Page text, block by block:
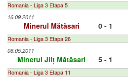
Romania - Liga 3 Etapa 5
16.09.2011
Minerul Mătăsari 0 - 1
Romania - Liga 3 Etapa 26
06.05.2011
Minerul Jilț Mătăsari 5 - 1
Romania - Liga 3 Etapa 11